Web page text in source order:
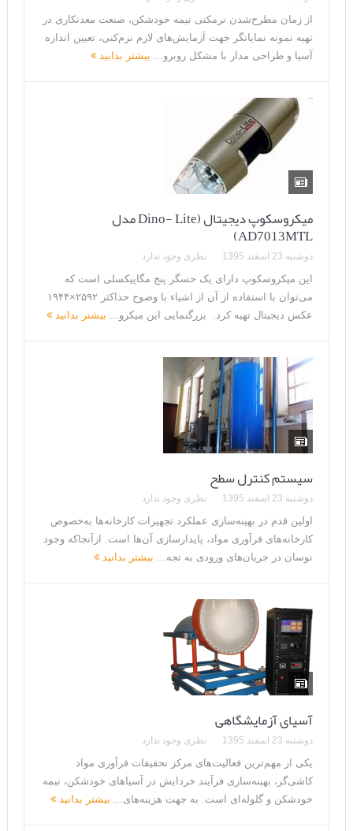
از زمان مطرح‌شدن نرم­کنی نیمه خودشکن، صنعت معدنکاری در
تهیه نمونه نمایانگر جهت آزمایش‌های‌ لازم نرم‌کنی، تعیین اندازه
آسیا و طراحی مدار با مشکل روبرو...
بیشتر بدانید
میکروسکوپ دیجیتال (Dino- Lite مدل
AD7013MTL)
دوشنبه 23 اسفند 1395 نظری وجود ندارد
این میکروسکوپ دارای یک حسگر پنج مگاپیکسلی است که
می‌توان با استفاده از آن از اشیاء با وضوح حداکثر ۲۵۹۲×۱۹۴۴
عکس دیجیتال تهیه کرد. بزرگنمایی این میکرو...
بیشتر بدانید
سیستم کنترل سطح
دوشنبه 23 اسفند 1395 نظری وجود ندارد
اولین قدم در بهینه‌سازی عملکرد تجهیزات کارخانه‌ها به‌خصوص
کارخانه‌های فرآوری مواد، پایدارسازی آن‌ها است. ازآنجاکه وجود
نوسان در جریان‌های ورودی به تجه...
بیشتر بدانید
آسیای آزمایشگاهی
دوشنبه 23 اسفند 1395 نظری وجود ندارد
یکی از مهم‌ترین فعالیت‌های مرکز تحقیقات فرآوری مواد
کاشی‌گر، بهینه‌سازی فرآیند خردایش در آسیاهای خودشکن، نیمه
خودشکن و گلوله‌ای است. به جهت هزینه‌های...
بیشتر بدانید